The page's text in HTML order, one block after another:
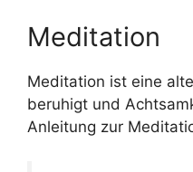
Meditation
Meditation ist eine
beruhigt und
Anleitung zur